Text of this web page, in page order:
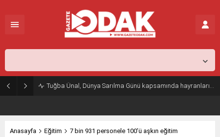
Tuğba Ünal, Dünya Sarılma Günü kapsamında hayranlarıyla buluştu
Anasayfa Eğitim 7 bin 931 personele 100’ü aşkın eğitim